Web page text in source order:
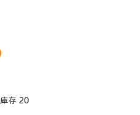
存 20